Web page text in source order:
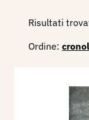
Risultati
Ordine: